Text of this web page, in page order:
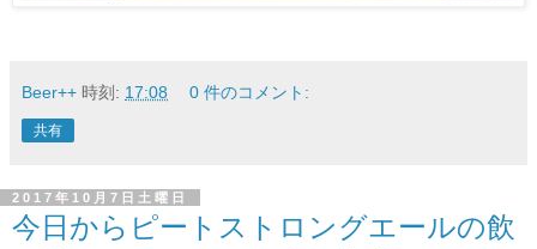
Beer++ 時刻: 17:08 0 件のコメント:
共有
2017年10月7日土曜日
今日からピートストロングエールの飲